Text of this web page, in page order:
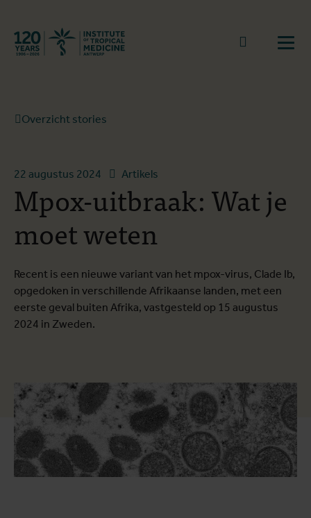
Terug naar start
Naar
Overzicht stories
22 augustus 2024 Artikels
Mpox-uitbraak: Wat je
moet weten
Recent is een nieuwe variant van het mpox-virus, Clade Ib,
opgedoken in verschillende Afrikaanse landen, met een
eerste geval buiten Afrika, vastgesteld op 15 augustus
2024 in Zweden.